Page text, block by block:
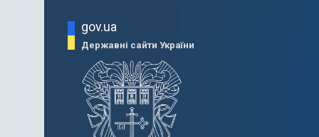
gov.ua
Державні сайти України